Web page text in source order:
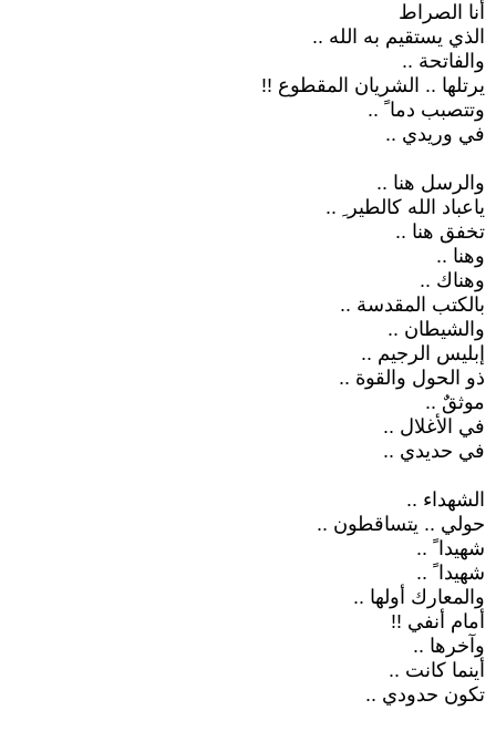
أنا الصراط
الذي يستقيم به الله ..
والفاتحة ..
يرتلها .. الشريان المقطوع !!
وتتصبب دما ً ..
في وريدي ..
والرسل هنا ..
ياعباد الله كالطير ِ ..
تخفق هنا ..
وهنا ..
وهناك ..
بالكتب المقدسة ..
والشيطان ..
إبليس الرجيم ..
ذو الحول والقوة ..
موثقٌ ..
في الأغلال ..
في حديدي ..
الشهداء ..
حولي .. يتساقطون ..
شهيدا ً ..
شهيدا ً ..
والمعارك أولها ..
أمام أنفي !!
وآخرها ..
أينما كانت ..
تكون حدودي ..